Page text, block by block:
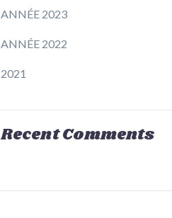
ANNÉE 2023
ANNÉE 2022
2021
Recent Comments